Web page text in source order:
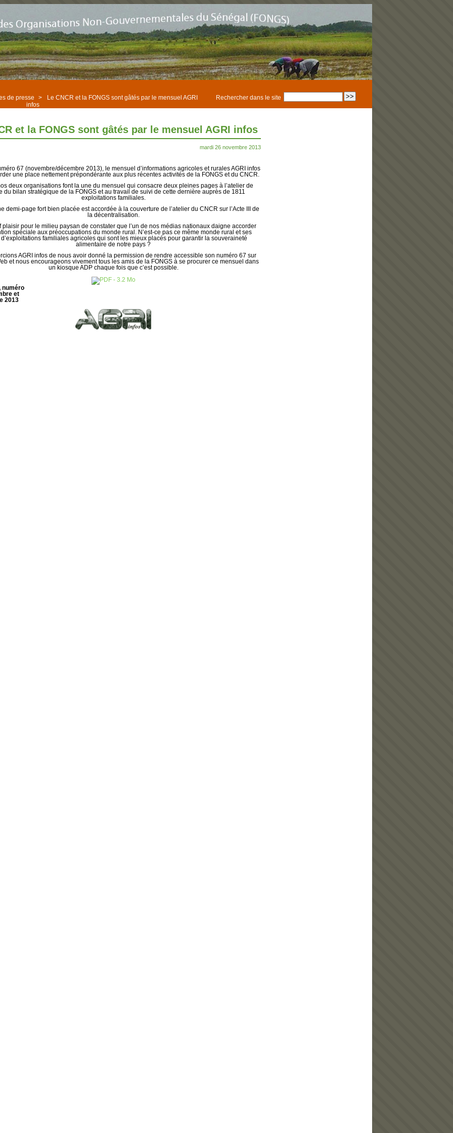
Rechercher dans le site
de presse >
Le CNCR et la FONGS sont gâtés par le mensuel AGRI
infos
et la FONGS sont gâtés par le mensuel AGRI infos
mardi 26 novembre 2013
67 (novembre/décembre 2013), le mensuel d’informations agricoles et rurales AGRI infos
une place nettement prépondérante aux plus récentes activités de la FONGS et du CNCR.
deux organisations font la une du mensuel qui consacre deux pleines pages à l’atelier de
du bilan stratégique de la FONGS et au travail de suivi de cette dernière auprès de 1811
exploitations familiales.
demi-page fort bien placée est accordée à la couverture de l’atelier du CNCR sur l’Acte III de
la décentralisation.
plaisir pour le milieu paysan de constater que l’un de nos médias nationaux daigne accorder
spéciale aux préoccupations du monde rural. N’est-ce pas ce même monde rural et ses
familiales agricoles qui sont les mieux placés pour garantir la souveraineté
alimentaire de notre pays ?
AGRI infos de nous avoir donné la permission de rendre accessible son numéro 67 sur
et nous encourageons vivement tous les amis de la FONGS à se procurer ce mensuel dans
un kiosque ADP chaque fois que c’est possible.
numéro
et
2013